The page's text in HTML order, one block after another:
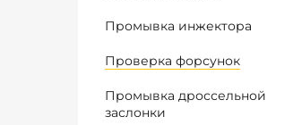
Промывка инжектора
Проверка форсунок
Промывка дроссельной
заслонки